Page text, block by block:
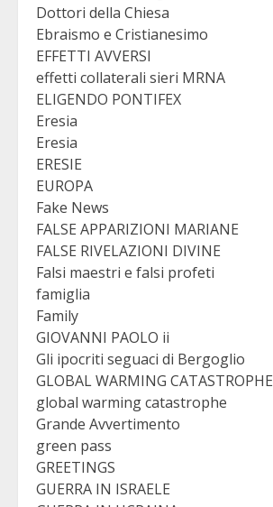
Dottori della Chiesa
Ebraismo e Cristianesimo
EFFETTI AVVERSI
effetti collaterali sieri MRNA
ELIGENDO PONTIFEX
Eresia
Eresia
ERESIE
EUROPA
Fake News
FALSE APPARIZIONI MARIANE
FALSE RIVELAZIONI DIVINE
Falsi maestri e falsi profeti
famiglia
Family
GIOVANNI PAOLO ii
Gli ipocriti seguaci di Bergoglio
GLOBAL WARMING CATASTROPHE
global warming catastrophe
Grande Avvertimento
green pass
GREETINGS
GUERRA IN ISRAELE